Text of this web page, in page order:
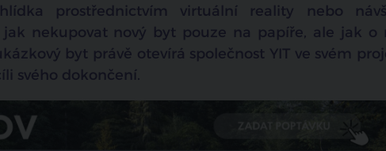
prostřednictvím virtuální reality nebo
nekupovat nový byt pouze na papíře, ale jak o
byt právě otevírá společnost YIT ve svém
svého dokončení.